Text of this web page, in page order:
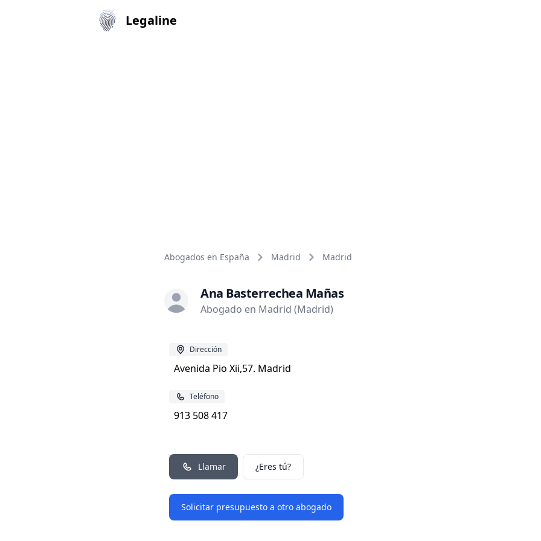
Legaline
Abogados en España Madrid Madrid
Ana Basterrechea Mañas
Abogado en Madrid (Madrid)
Dirección
Avenida Pio Xii,57. Madrid
Teléfono
913 508 417
Llamar ¿Eres tú?
Solicitar presupuesto a otro abogado